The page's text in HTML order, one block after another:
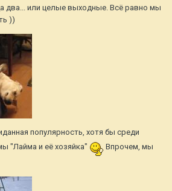
два... или целые выходные. Всё равно мы
))
популярность, хотя бы среди
"Лайма и её хозяйка"
Впрочем, мы